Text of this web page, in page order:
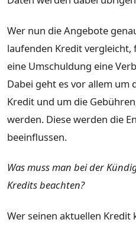
Wer nun die Angebote
laufenden Kredit vergleicht,
eine Umschuldung eine
Dabei geht es vor allem um
Kredit und um die
werden. Diese werden die
beeinflussen.
Was muss man bei der
Kredits beachten?
Wer seinen aktuellen